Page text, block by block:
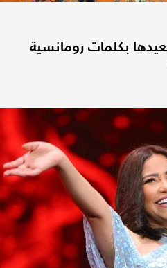
بكلمات رومانسية